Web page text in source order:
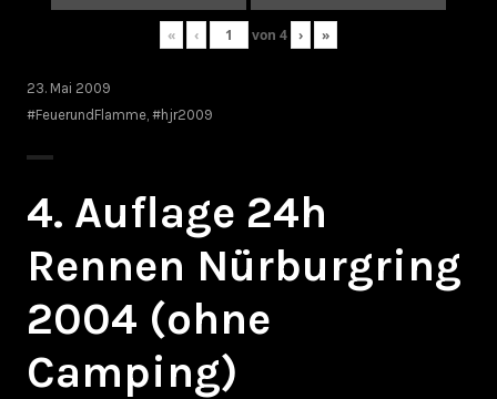
« ‹ von 4 › »
23. Mai 2009
#FeuerundFlamme #hjr2009
4. Auflage 24h
Rennen Nürburgring
2004 (ohne
Camping)